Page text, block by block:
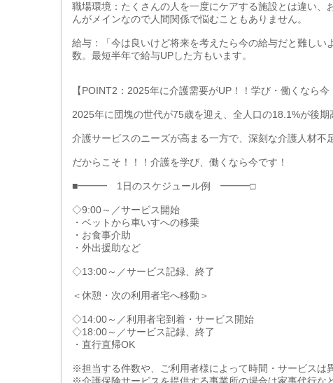
職場環境：たくさんの人を一度にケアする施設とは違い
んがメインなので人間関係で悩むこともありません。
給与：「今は良いけど将来を考えたら今の給与だと難し
数。最短半年で給与UPした方もいます。
【POINT2：2025年に介護需要がUP！！学び・働くなら今
2025年に団塊の世代が75歳を迎え、全人口の18.1%が後
介護サービスのニーズが高まる一方で、深刻な介護人材不
だからこそ！！！介護を学び、働くなら今です！
■━━━ 1日のスケジュール例 ━━━□
◇9:00～／サービス開始
・ベットから車いすへの移乗
・お食事介助
・外出援助など
◇13:00～／サービス記録、終了
＜休憩・次の利用者宅へ移動＞
◇14:00～／利用者宅到着・サービス開始
◇18:00～／サービス記録、終了
・直行直帰OK
※担当する件数や、ご利用者様によって時間・サービスは